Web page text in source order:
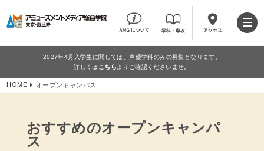
2027年4月入学生に関しては、声優学科のみの募集となります。
詳しくは こちら よりご確認くださいませ。
HOME オープンキャンパス
おすすめのオープンキャンパ
ス